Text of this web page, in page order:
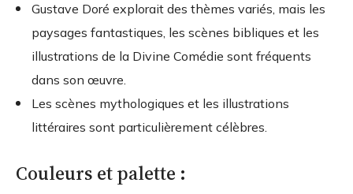
Gustave Doré explorait des thèmes variés, mais les
paysages fantastiques, les scènes bibliques et les
illustrations de la Divine Comédie sont fréquents
dans son œuvre.
Les scènes mythologiques et les illustrations
littéraires sont particulièrement célèbres.
Couleurs et palette :